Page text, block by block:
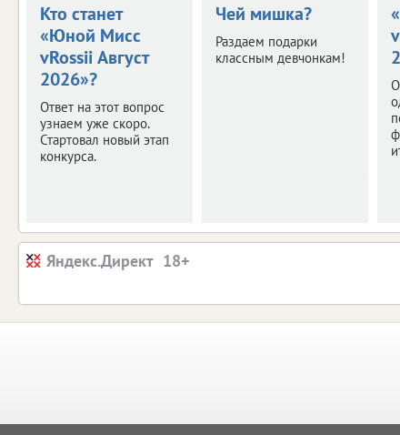
Кто станет
«Юной Мисс
vRossii Август
2026»?
Ответ на этот вопрос
узнаем уже скоро.
Стартовал новый этап
конкурса.
Чей мишка?
Раздаем подарки
классным девчонкам!
Яндекс.Директ